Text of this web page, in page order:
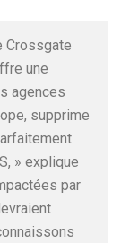
Crossgate
une
agences
supprime
» explique
par